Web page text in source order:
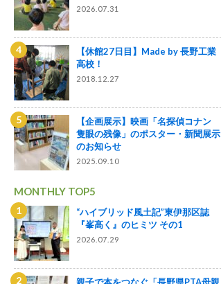
2026.07.31
【休館27日目】Made by 長野工業
高校！
2018.12.27
【企画展示】映画「名探偵コナン
隻眼の残像」のポスター・新聞展示
のお知らせ
2025.09.10
MONTHLY TOP5
“ハイブリッド風土記”東伊那区誌
『峯高く』のヒミツ その1
2026.07.29
親子で本をつなぐ「長野県PTA母親